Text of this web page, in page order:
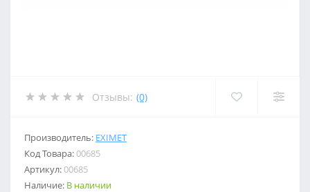
Отзывы: (0)
Производитель: EXIMET
Код Товара:00685
Артикул:00685
Наличие: В наличии